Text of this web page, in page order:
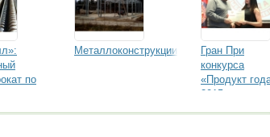
по
Металлоконструкции
Гран При
конкурса
«Продукт
2015» —